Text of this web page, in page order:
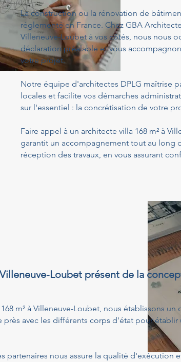
La construction ou la rénovation de
réglementé en France. Chez GBA
Villeneuve-Loubet à vos côtés, nous nous
déclaration préalable et vous
votre projet.
Notre équipe d'architectes DPLG maîtrise
locales et facilite vos démarches
sur l'essentiel : la concrétisation de votre
Faire appel à un architecte villa 168 m² à
garantit un accompagnement tout au long
réception des travaux, en vous assurant
Loubet présent de la
m² à Villeneuve-Loubet, nous établissons un
avec les différents corps d'état pour établir
partenaires nous assure la qualité d'exécution